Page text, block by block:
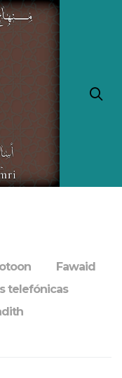
Fawaid
telefónicas